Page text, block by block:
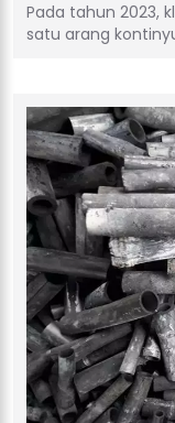
Pada tahun 2023,
satu arang